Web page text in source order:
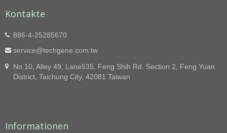
Kontakte
886-4-25285670
service@techgene.com.tw
No.10, Alley 49, Lane535, Feng Shih Rd. Section 2, Feng Yuan
District, Taichung City, 42081 Taiwan
Informationen